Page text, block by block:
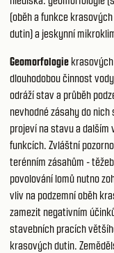
(oběh a funkce
dutin) a jeskynní
Geomorfologie
dlouhodobou činnost
odráží stav a průběh
nevhodné zásahy do
projeví na stavu a dalším
funkcích. Zvláštní
terénním zásahům -
povolování lomů nutno
vliv na podzemní oběh
zamezit negativním
stavebních pracích
krasových dutin.